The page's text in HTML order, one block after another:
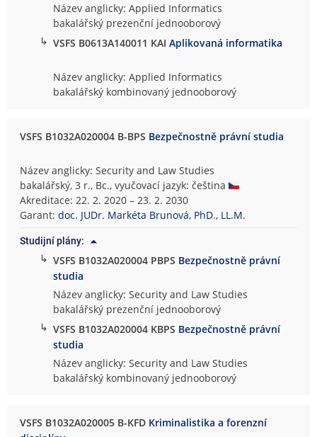
Název anglicky: Applied Informatics
bakalářský prezenční jednooborový
↳ VSFS B0613A140011 KAIAplikovaná informatika
Název anglicky: Applied Informatics
bakalářský kombinovaný jednooborový
VSFS B1032A020004 B-BPS Bezpečnostně právní studia
Název anglicky: Security and Law Studies
bakalářský, 3 r., Bc., vyučovací jazyk: čeština
Akreditace: 22. 2. 2020 – 23. 2. 2030
Garant:doc. JUDr. Markéta Brunová, PhD., LL.M.
Studijní plány:
↳ VSFS B1032A020004 PBPS Bezpečnostně právní
studia
Název anglicky: Security and Law Studies
bakalářský prezenční jednooborový
↳ VSFS B1032A020004 KBPS Bezpečnostně právní
studia
Název anglicky: Security and Law Studies
bakalářský kombinovaný jednooborový
VSFS B1032A020005 B-KFD Kriminalistika a forenzní